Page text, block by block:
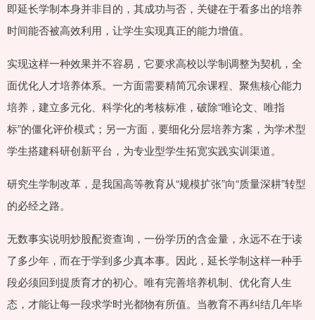
即延长学制本身并非目的，其成功与否，关键在于看多出的培养
时间能否被高效利用，让学生实现真正的能力增值。
实现这样一种效果并不容易，它要求高校以学制调整为契机，全
面优化人才培养体系。一方面需要精简冗余课程、聚焦核心能力
培养，建立多元化、科学化的考核标准，破除“唯论文、唯指
标”的僵化评价模式；另一方面，要细化分层培养方案，为学术型
学生搭建科研创新平台，为专业型学生拓宽实践实训渠道。
研究生学制改革，是我国高等教育从“规模扩张”向“质量深耕”转型
的必经之路。
无数事实说明炒股配资查询，一份学历的含金量，永远不在于读
了多少年，而在于学到多少真本事。因此，延长学制这样一种手
段必须回到提质育才的初心。唯有完善培养机制、优化育人生
态，才能让每一段求学时光都物有所值。当教育不再纠结几年毕